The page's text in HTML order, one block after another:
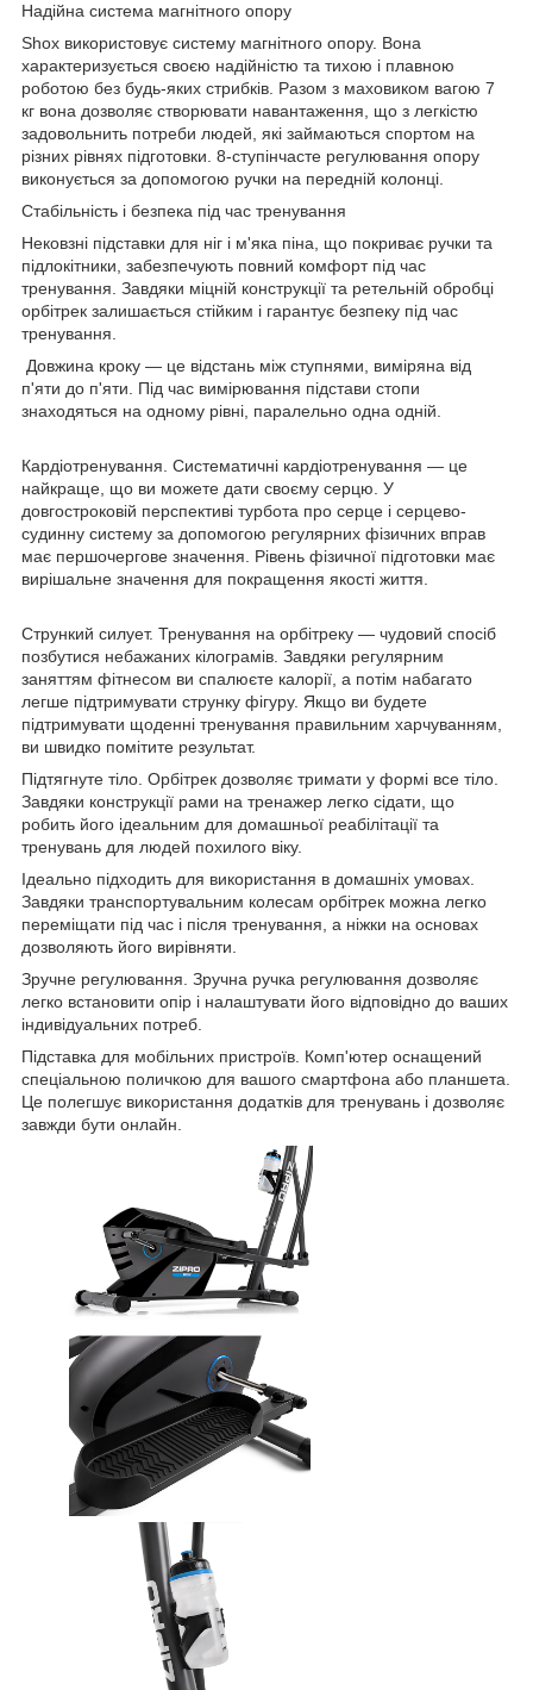
Надійна система магнітного опору
Shox використовує систему магнітного опору. Вона
характеризується своєю надійністю та тихою і плавною
роботою без будь-яких стрибків. Разом з маховиком вагою 7
кг вона дозволяє створювати навантаження, що з легкістю
задовольнить потреби людей, які займаються спортом на
різних рівнях підготовки. 8-ступінчасте регулювання опору
виконується за допомогою ручки на передній колонці.
Стабільність і безпека під час тренування
Нековзні підставки для ніг і м'яка піна, що покриває ручки та
підлокітники, забезпечують повний комфорт під час
тренування. Завдяки міцній конструкції та ретельній обробці
орбітрек залишається стійким і гарантує безпеку під час
тренування.
Довжина кроку — це відстань між ступнями, виміряна від
п'яти до п'яти. Під час вимірювання підстави стопи
знаходяться на одному рівні, паралельно одна одній.
Кардіотренування. Систематичні кардіотренування — це
найкраще, що ви можете дати своєму серцю. У
довгостроковій перспективі турбота про серце і серцево-
судинну систему за допомогою регулярних фізичних вправ
має першочергове значення. Рівень фізичної підготовки має
вирішальне значення для покращення якості життя.
Стрункий силует. Тренування на орбітреку — чудовий спосіб
позбутися небажаних кілограмів. Завдяки регулярним
заняттям фітнесом ви спалюєте калорії, а потім набагато
легше підтримувати струнку фігуру. Якщо ви будете
підтримувати щоденні тренування правильним харчуванням,
ви швидко помітите результат.
Підтягнуте тіло. Орбітрек дозволяє тримати у формі все тіло.
Завдяки конструкції рами на тренажер легко сідати, що
робить його ідеальним для домашньої реабілітації та
тренувань для людей похилого віку.
Ідеально підходить для використання в домашніх умовах.
Завдяки транспортувальним колесам орбітрек можна легко
переміщати під час і після тренування, а ніжки на основах
дозволяють його вирівняти.
Зручне регулювання. Зручна ручка регулювання дозволяє
легко встановити опір і налаштувати його відповідно до ваших
індивідуальних потреб.
Підставка для мобільних пристроїв. Комп'ютер оснащений
спеціальною поличкою для вашого смартфона або планшета.
Це полегшує використання додатків для тренувань і дозволяє
завжди бути онлайн.